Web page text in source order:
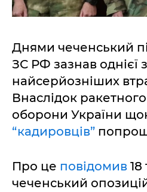
Днями чеченський
ЗС РФ зазнав однієї з
найсерйозніших
Внаслідок
оборони України
“кадировців”
Про це повідомив 18
чеченський